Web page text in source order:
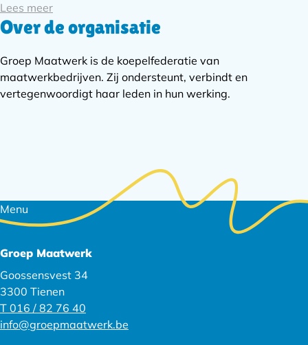
Lees meer
Over de organisatie
Groep Maatwerk is de koepelfederatie van
maatwerkbedrijven. Zij ondersteunt, verbindt en
vertegenwoordigt haar leden in hun werking.
Footer
navigatie
Menu
Groep Maatwerk
Goossensvest 34
3300 Tienen
T 016 / 82 76 40
info@groepmaatwerk.be